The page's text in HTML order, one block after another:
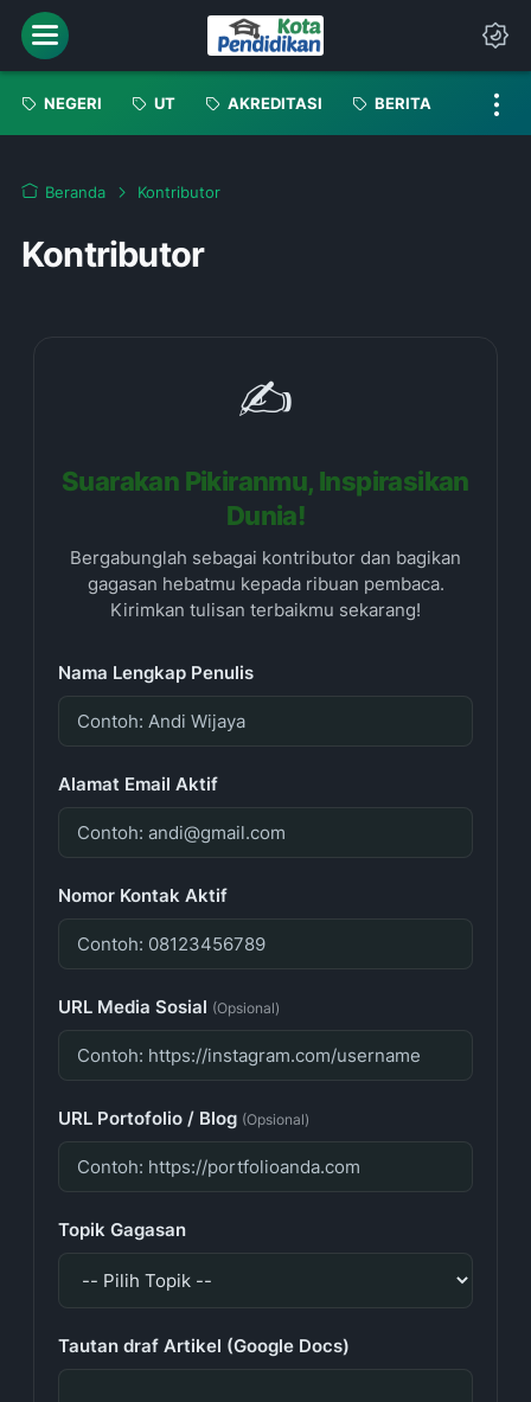
Menu
NEGERI UT AKREDITASI BERITA
Beranda Kontributor
Kontributor
✍️
Suarakan Pikiranmu, Inspirasikan
Dunia!
Bergabunglah sebagai kontributor dan bagikan
gagasan hebatmu kepada ribuan pembaca.
Kirimkan tulisan terbaikmu sekarang!
Nama Lengkap Penulis
Alamat Email Aktif
Nomor Kontak Aktif
URL Media Sosial (Opsional)
URL Portofolio / Blog (Opsional)
Topik Gagasan
Tautan draf Artikel (Google Docs)